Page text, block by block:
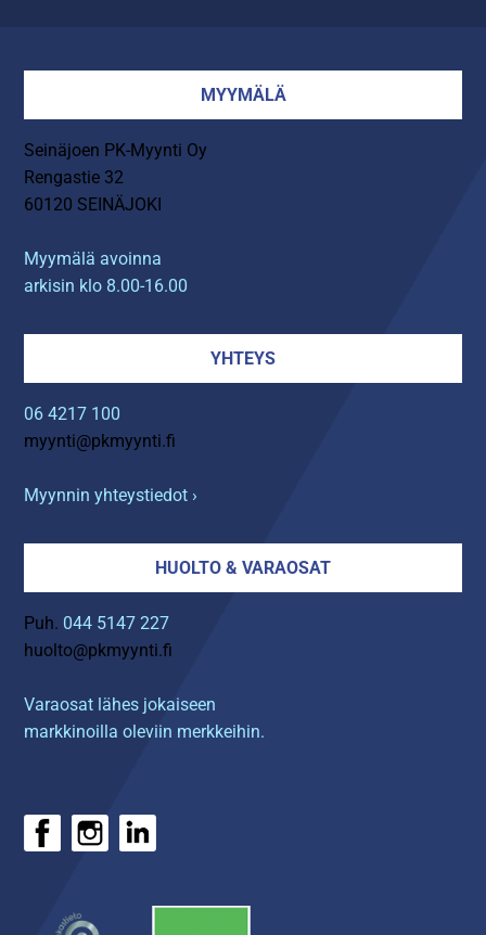
MYYMÄLÄ
Seinäjoen PK-Myynti Oy
Rengastie 32
60120 SEINÄJOKI
Myymälä avoinna
arkisin klo 8.00-16.00
YHTEYS
06 4217 100
myynti@pkmyynti.fi
Myynnin yhteystiedot ›
HUOLTO & VARAOSAT
Puh. 044 5147 227
huolto@pkmyynti.fi
Varaosat lähes jokaiseen
markkinoilla oleviin merkkeihin.